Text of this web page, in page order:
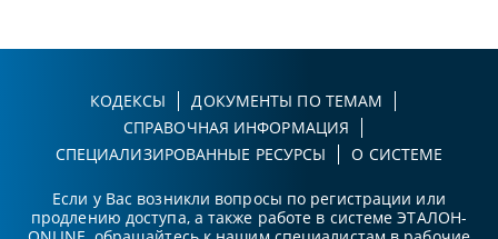
КОДЕКСЫ
ДОКУМЕНТЫ ПО ТЕМАМ
СПРАВОЧНАЯ ИНФОРМАЦИЯ
СПЕЦИАЛИЗИРОВАННЫЕ РЕСУРСЫ
О СИСТЕМЕ
Если у Вас возникли вопросы по регистрации или
продлению доступа, а также работе в системе ЭТАЛОН-